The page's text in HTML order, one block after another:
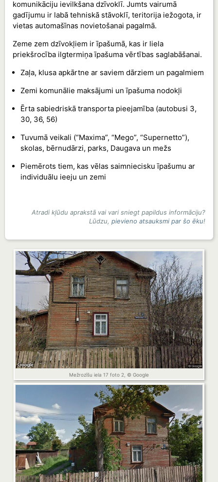
komunikāciju ievilkšana dzīvoklī. Jumts vairumā
gadījumu ir labā tehniskā stāvoklī, teritorija iežogota, ir
vietas automašīnas novietošanai pagalmā.
Zeme zem dzīvokļiem ir īpašumā, kas ir liela
priekšrocība ilgtermiņa īpašuma vērtības saglabāšanai.
Zaļa, klusa apkārtne ar saviem dārziem un pagalmiem
Zemi komunālie maksājumi un īpašuma nodokļi
Ērta sabiedriskā transporta pieejamība (autobusi 3,
30, 36, 56)
Tuvumā veikali (“Maxima”, “Mego”, “Supernetto”),
skolas, bērnudārzi, parks, Daugava un mežs
Piemērots tiem, kas vēlas saimniecisku īpašumu ar
individuālu ieeju un zemi
Atradi kļūdu aprakstā vai vari sniegt papildus informāciju?
Lūdzu,pievieno atsauksmi par šo ēku!
Mežrozīšu iela 17 foto 2, © Google